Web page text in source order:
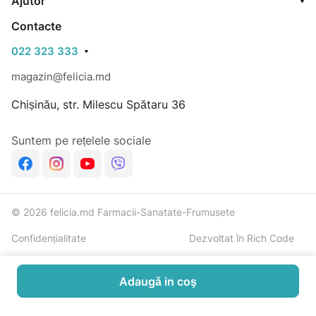
Contacte
022 323 333
magazin@felicia.md
Chișinău, str. Milescu Spătaru 36
Suntem pe rețelele sociale
© 2026 felicia.md Farmacii-Sanatate-Frumusete
Confidențialitate Dezvoltat în Rich Code
Adaugă in coş